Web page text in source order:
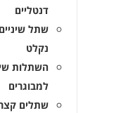
שתל שיניים שלא
השתלות שיניים
למבוגרים
שתלים קצרים